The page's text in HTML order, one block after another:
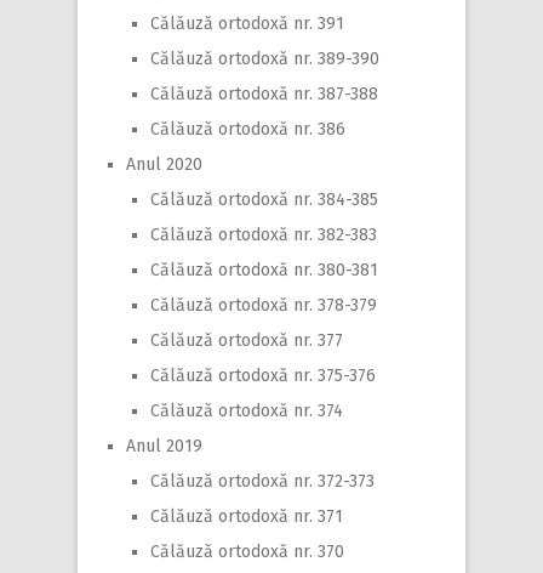
Călăuză ortodoxă nr. 391
Călăuză ortodoxă nr. 389-390
Călăuză ortodoxă nr. 387-388
Călăuză ortodoxă nr. 386
Anul 2020
Călăuză ortodoxă nr. 384-385
Călăuză ortodoxă nr. 382-383
Călăuză ortodoxă nr. 380-381
Călăuză ortodoxă nr. 378-379
Călăuză ortodoxă nr. 377
Călăuză ortodoxă nr. 375-376
Călăuză ortodoxă nr. 374
Anul 2019
Călăuză ortodoxă nr. 372-373
Călăuză ortodoxă nr. 371
Călăuză ortodoxă nr. 370